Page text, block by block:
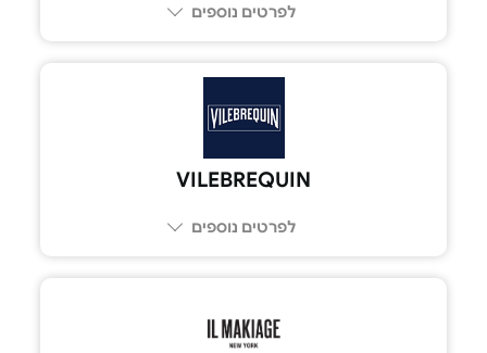
לפרטים נוספים
VILEBREQUIN
לפרטים נוספים